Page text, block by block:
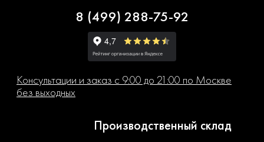
8 (499) 288-75-92
Консультации и заказ с 9:00 до 21:00 по Москве
без выходных
Производственный склад